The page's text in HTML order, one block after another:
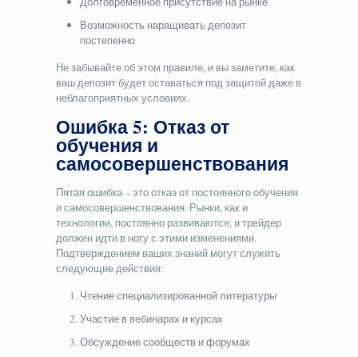
Возможность наращивать депозит
постепенно
Не забывайте об этом правиле, и вы заметите, как
ваш депозит будет оставаться под защитой даже в
неблагоприятных условиях.
Ошибка 5: Отказ от
обучения и
самосовершенствования
Пятая ошибка – это отказ от постоянного обучения
и самосовершенствования. Рынки, как и
технологии, постоянно развиваются, и трейдер
должен идти в ногу с этими изменениями.
Подтверждением ваших знаний могут служить
следующие действия:
Чтение специализированной литературы
Участие в вебинарах и курсах
Обсуждение сообществ и форумах